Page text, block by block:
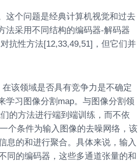
这个问题是经典计算机视觉和过去
法采用不同结构的编码器-解码器
抗性方法[12,33,49,51]，但它们并
该领域是否具有竞争力是不确定
学习图像分割map。与图像分割领
的方法进行端到端训练，而不依
个条件为输入图像的去噪网络，该
息的和进行聚合。具体来说，输入
同的编码器，这些多通道张量的和